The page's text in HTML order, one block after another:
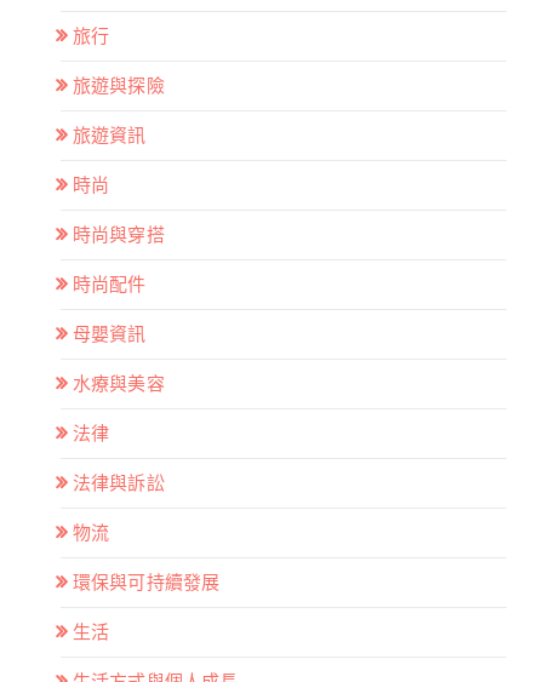
旅行
旅遊與探險
旅遊資訊
時尚
時尚與穿搭
時尚配件
母嬰資訊
水療與美容
法律
法律與訴訟
物流
環保與可持續發展
生活